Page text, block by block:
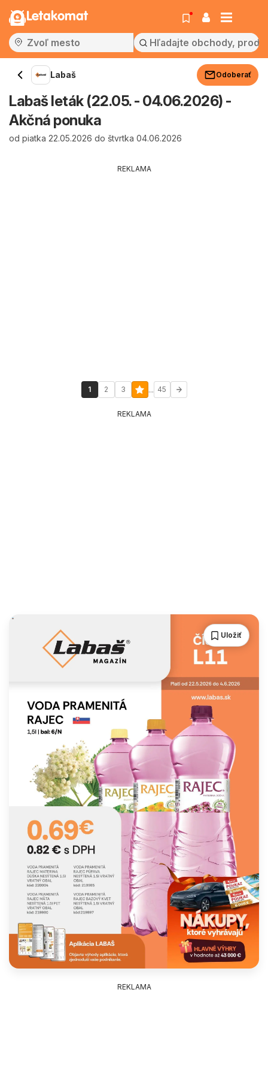
Letakomat
Labaš Odoberať
Labaš leták (22.05. - 04.06.2026) -
Akčná ponuka
od piatka 22.05.2026 do štvrtka 04.06.2026
REKLAMA
1 2 3 ... 45
REKLAMA
Uložiť
REKLAMA